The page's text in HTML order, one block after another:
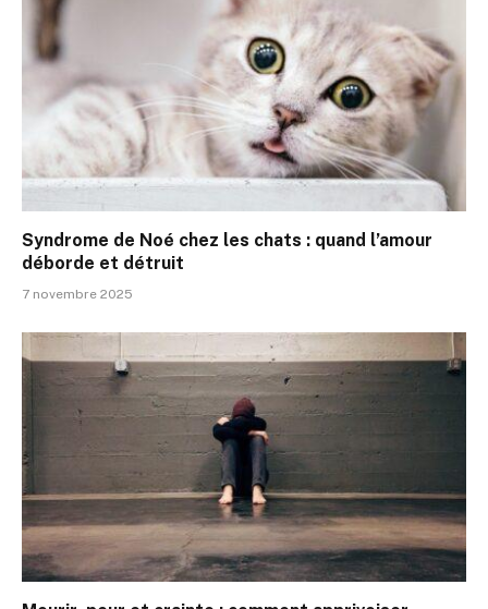
Syndrome de Noé chez les chats : quand l’amour
déborde et détruit
7 novembre 2025